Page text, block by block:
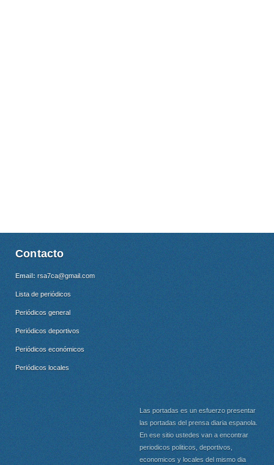
Contacto
Email: rsa7ca@gmail.com
Lista de periódicos
Periódicos general
Periódicos deportivos
Periódicos económicos
Periódicos locales
Las portadas es un esfuerzo presentar
las portadas del prensa diaria espanola.
En ese sitio ustedes van a encontrar
periodicos politicos, deportivos,
economicos y locales del mismo dia